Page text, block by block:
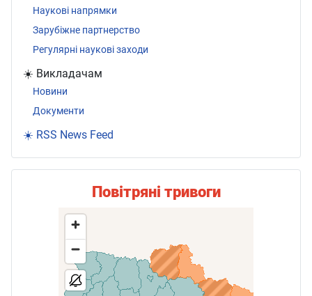
Наукові напрямки
Зарубіжне партнерство
Регулярні наукові заходи
☀️ Викладачам
Новини
Документи
☀️ RSS News Feed
Повітряні тривоги